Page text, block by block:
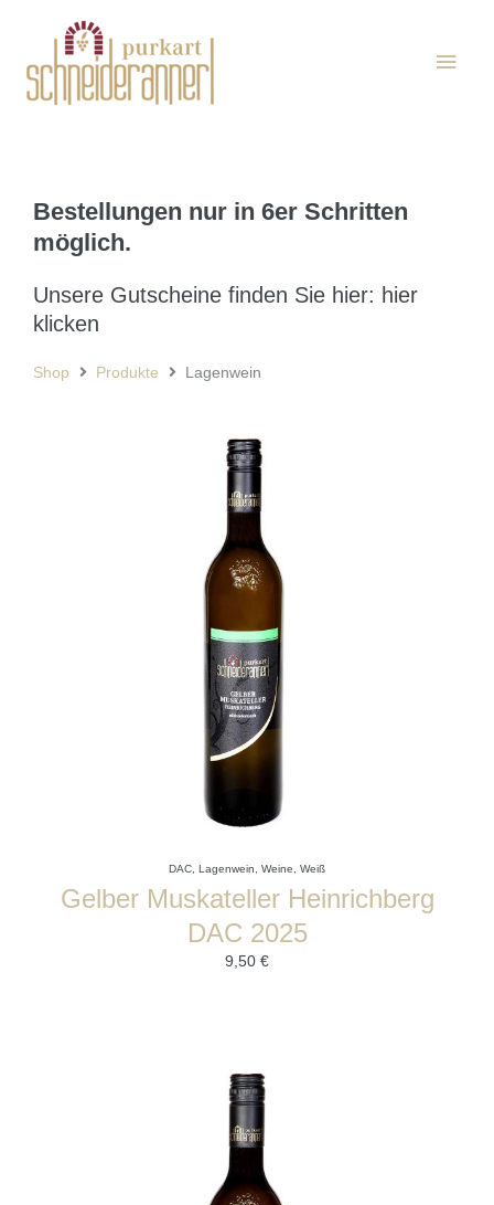
Bestellungen nur in 6er Schritten
möglich.
Unsere Gutscheine finden Sie hier: hier
klicken
Shop Produkte Lagenwein
DAC Lagenwein Weine Weiß
Gelber Muskateller Heinrichberg
DAC 2025
9,50 €